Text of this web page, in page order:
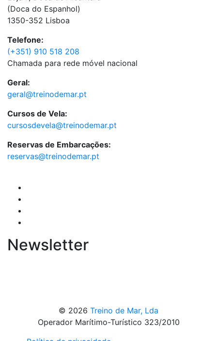
(Doca do Espanhol)
1350-352 Lisboa
Telefone:
(+351) 910 518 208
Chamada para rede móvel nacional
Geral:
geral@treinodemar.pt
Cursos de Vela:
cursosdevela@treinodemar.pt
Reservas de Embarcações:
reservas@treinodemar.pt
Newsletter
© 2026 Treino de Mar, Lda
Operador Marítimo-Turístico 323/2010